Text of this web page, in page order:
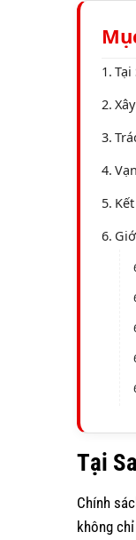
Tại
Tại
Chính
không